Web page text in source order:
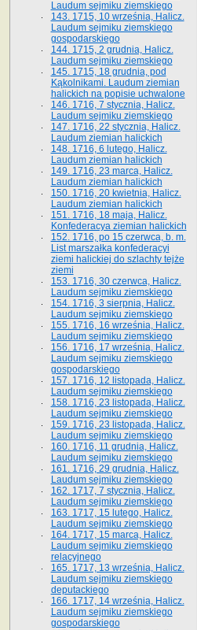
Laudum sejmiku ziemskiego
143. 1715, 10 września, Halicz.
Laudum sejmiku ziemskiego
gospodarskiego
144. 1715, 2 grudnia, Halicz.
Laudum sejmiku ziemskiego
145. 1715, 18 grudnia, pod
Kąkolnikami. Laudum ziemian
halickich na popisie uchwalone
146. 1716, 7 stycznia, Halicz.
Laudum sejmiku ziemskiego
147. 1716, 22 stycznia, Halicz.
Laudum ziemian halickich
148. 1716, 6 lutego, Halicz.
Laudum ziemian halickich
149. 1716, 23 marca, Halicz.
Laudum ziemian halickich
150. 1716, 20 kwietnia, Halicz.
Laudum ziemian halickich
151. 1716, 18 maja, Halicz.
Konfederacya ziemian halickich
152. 1716, po 15 czerwca, b. m.
List marszałka konfederacyi
ziemi halickiej do szlachty tejże
ziemi
153. 1716, 30 czerwca, Halicz.
Laudum sejmiku ziemskiego
154. 1716, 3 sierpnia, Halicz.
Laudum sejmiku ziemskiego
155. 1716, 16 września, Halicz.
Laudum sejmiku ziemskiego
156. 1716, 17 września, Halicz.
Laudum sejmiku ziemskiego
gospodarskiego
157. 1716, 12 listopada, Halicz.
Laudum sejmiku ziemskiego
158. 1716, 23 listopada, Halicz.
Laudum sejmiku ziemskiego
159. 1716, 23 listopada, Halicz.
Laudum sejmiku ziemskiego
160. 1716, 11 grudnia, Halicz.
Laudum sejmiku ziemskiego
161. 1716, 29 grudnia, Halicz.
Laudum sejmiku ziemskiego
162. 1717, 7 stycznia, Halicz.
Laudum sejmiku ziemskiego
163. 1717, 15 lutego, Halicz.
Laudum sejmiku ziemskiego
164. 1717, 15 marca, Halicz.
Laudum sejmiku ziemskiego
relacyjnego
165. 1717, 13 września, Halicz.
Laudum sejmiku ziemskiego
deputackiego
166. 1717, 14 września, Halicz.
Laudum sejmiku ziemskiego
gospodarskiego